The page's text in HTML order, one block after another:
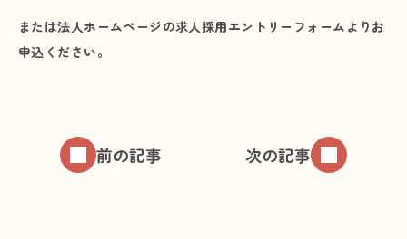
または法人ホームページの求人採用エントリーフォームよりお
申込ください。
前の記事 次の記事